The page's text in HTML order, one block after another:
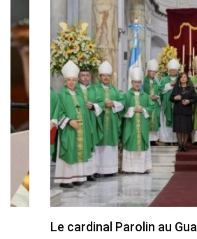
Le cardinal Parolin au Guatemala